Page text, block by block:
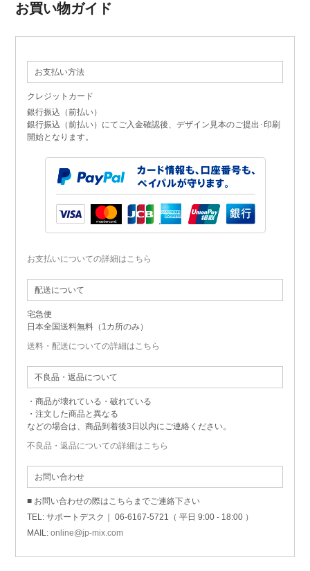
お買い物ガイド
お支払い方法
クレジットカード
銀行振込（前払い）
銀行振込（前払い）にてご入金確認後、デザイン見本のご提出･印刷
開始となります。
お支払いについての詳細はこちら
配送について
宅急便
日本全国送料無料（1カ所のみ）
送料・配送についての詳細はこちら
不良品・返品について
・商品が壊れている・破れている
・注文した商品と異なる
などの場合は、商品到着後3日以内にご連絡ください。
不良品・返品についての詳細はこちら
お問い合わせ
■ お問い合わせの際はこちらまでご連絡下さい
TEL: サポートデスク｜ 06-6167-5721（ 平日 9:00 - 18:00 ）
MAIL: online@jp-mix.com